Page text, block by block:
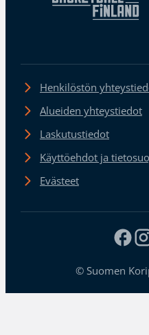
Henkilöstön
Alueiden yhteystiedot
Laskutustiedot
Käyttöehdot ja
Evästeet
© Suomen